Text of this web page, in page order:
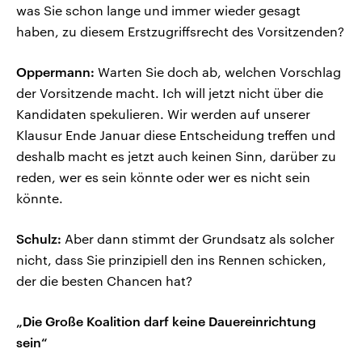
was Sie schon lange und immer wieder gesagt
haben, zu diesem Erstzugriffsrecht des Vorsitzenden?
Oppermann: Warten Sie doch ab, welchen Vorschlag
der Vorsitzende macht. Ich will jetzt nicht über die
Kandidaten spekulieren. Wir werden auf unserer
Klausur Ende Januar diese Entscheidung treffen und
deshalb macht es jetzt auch keinen Sinn, darüber zu
reden, wer es sein könnte oder wer es nicht sein
könnte.
Schulz: Aber dann stimmt der Grundsatz als solcher
nicht, dass Sie prinzipiell den ins Rennen schicken,
der die besten Chancen hat?
„Die Große Koalition darf keine Dauereinrichtung
sein“